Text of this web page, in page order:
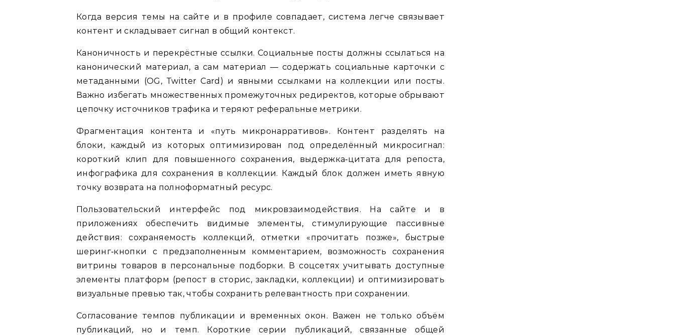
Когда версия темы на сайте и в профиле совпадает, система легче связывает
контент и складывает сигнал в общий контекст.
Каноничность и перекрёстные ссылки. Социальные посты должны ссылаться на
канонический материал, а сам материал — содержать социальные карточки с
метаданными (OG, Twitter Card) и явными ссылками на коллекции или посты.
Важно избегать множественных промежуточных редиректов, которые обрывают
цепочку источников трафика и теряют реферальные метрики.
Фрагментация контента и «путь микронарративов». Контент разделять на
блоки, каждый из которых оптимизирован под определённый микросигнал:
короткий клип для повышенного сохранения, выдержка‑цитата для репоста,
инфографика для сохранения в коллекции. Каждый блок должен иметь явную
точку возврата на полноформатный ресурс.
Пользовательский интерфейс под микровзаимодействия. На сайте и в
приложениях обеспечить видимые элементы, стимулирующие пассивные
действия: сохраняемость коллекций, отметки «прочитать позже», быстрые
шеринг‑кнопки с предзаполненным комментарием, возможность сохранения
витрины товаров в персональные подборки. В соцсетях учитывать доступные
элементы платформ (репост в сторис, закладки, коллекции) и оптимизировать
визуальные превью так, чтобы сохранить релевантность при сохранении.
Согласование темпов публикации и временных окон. Важен не только объём
публикаций, но и темп. Короткие серии публикаций, связанные общей